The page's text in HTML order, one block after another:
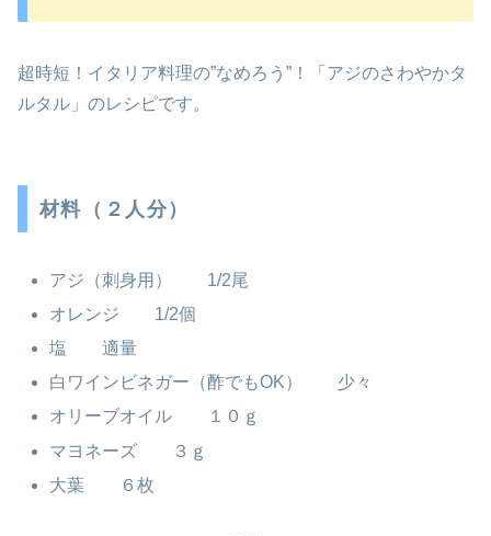
超時短！イタリア料理の”なめろう”！「アジのさわやかタ
ルタル」のレシピです。
材料（２人分）
アジ（刺身用） 1/2尾
オレンジ 1/2個
塩 適量
白ワインビネガー（酢でもOK） 少々
オリーブオイル １０ｇ
マヨネーズ ３ｇ
大葉 ６枚